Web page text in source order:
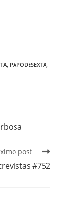
PAPODESEXTA
post
#752